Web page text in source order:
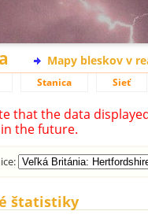
Mapy bleskov v
Stanica Sieť
that the data
the future.
štatistiky